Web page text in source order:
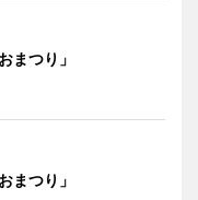
まつり」
まつり」